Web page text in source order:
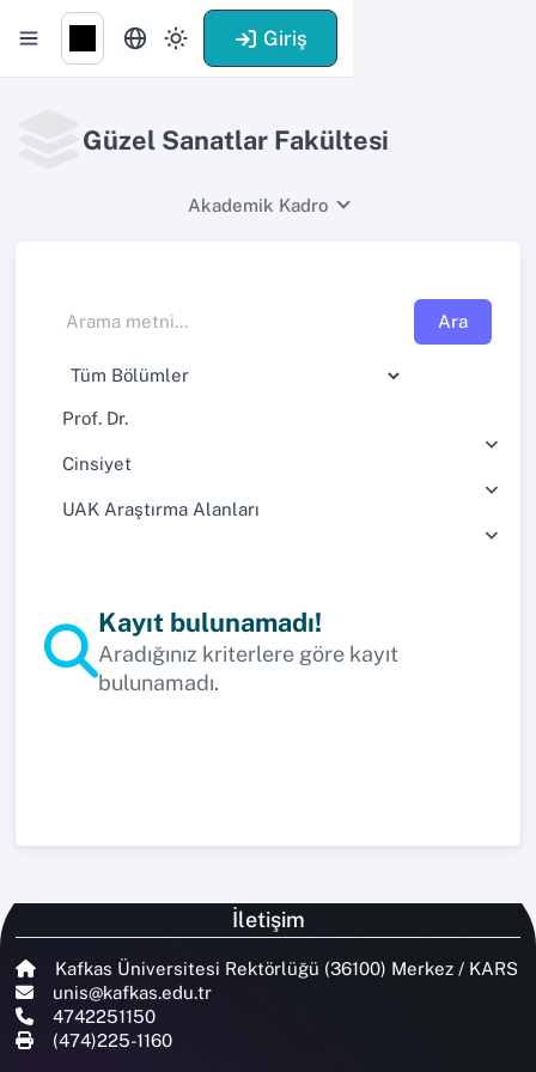
Giriş
Güzel Sanatlar Fakültesi
Akademik Kadro
Ara
Prof. Dr.
Cinsiyet
UAK Araştırma Alanları
Kayıt bulunamadı!
Aradığınız kriterlere göre kayıt
bulunamadı.
İletişim
Kafkas Üniversitesi Rektörlüğü (36100) Merkez / KARS
unis@kafkas.edu.tr
4742251150
(474)225-1160